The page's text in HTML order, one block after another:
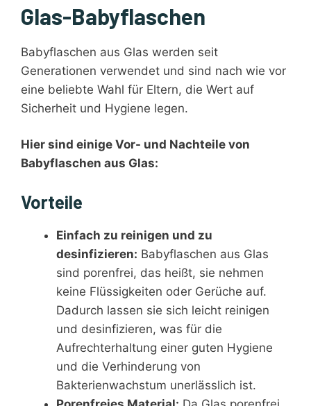
Glas-Babyflaschen
Babyflaschen aus Glas werden seit
Generationen verwendet und sind nach wie vor
eine beliebte Wahl für Eltern, die Wert auf
Sicherheit und Hygiene legen.
Hier sind einige Vor- und Nachteile von
Babyflaschen aus Glas:
Vorteile
Einfach zu reinigen und zu
desinfizieren: Babyflaschen aus Glas
sind porenfrei, das heißt, sie nehmen
keine Flüssigkeiten oder Gerüche auf.
Dadurch lassen sie sich leicht reinigen
und desinfizieren, was für die
Aufrechterhaltung einer guten Hygiene
und die Verhinderung von
Bakterienwachstum unerlässlich ist.